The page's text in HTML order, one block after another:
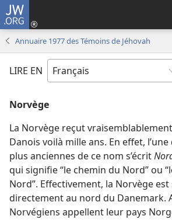
JW.ORG
Annuaire 1977 des Témoins de Jéhovah
LIRE EN
Norvège
La Norvège reçut
Danois voilà mille ans. En effet,
plus anciennes de ce nom s’écrit
qui signifie “le chemin du Nord” ou
Nord”. Effectivement, la Norvège
directement au nord du Danemark.
Norvégiens appellent leur pays